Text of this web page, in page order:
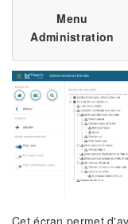
Menu
Administration
Cet écran permet